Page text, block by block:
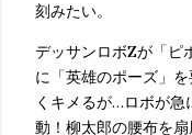
刻みたい。
デッサンロボZが「ピ
に「英雄のポーズ」
くキメるが…ロボが急
動！柳太郎の腰布を